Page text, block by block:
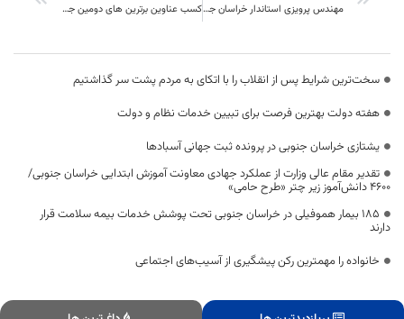
مهندس پرویزی استاندار خراسان جنوبی مطرح کرد : باید زمینه های حمایت از سرمایه گذاری در خراسان جنوبی فراهم شود کسب عناوین برترین های دومین جشنواره سفره ایرانی ، فرهنگ گردشگری توسط سرآشپزهای خراسان جنوبی
سخت‌ترین شرایط پس از انقلاب را با اتکای به مردم پشت سر گذاشتیم
هفته دولت بهترین فرصت برای تبیین خدمات نظام و دولت
یشتازی خراسان جنوبی در پرونده ثبت جهانی آسبادها
تقدیر مقام عالی وزارت از عملکرد جهادی معاونت آموزش ابتدایی خراسان جنوبی/
۴۶۰۰ دانش‌آموز زیر چتر «طرح حامی»
۱۸۵ بیمار هموفیلی در خراسان جنوبی تحت پوشش خدمات بیمه سلامت قرار
دارند
خانواده را مهمترین رکن پیشگیری از آسیب‌های اجتماعی